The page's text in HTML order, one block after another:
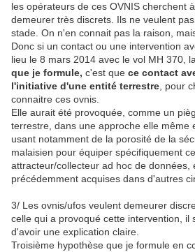
les opérateurs de ces OVNIS cherchent
demeurer très discrets. Ils ne veulent
stade. On n'en connait pas la raison,
Donc si un contact ou une intervention
lieu le 8 mars 2014 avec le vol MH 370, la
que je formule, c'est que ce contact
l'initiative d'une entité terrestre , pour
connaitre ces ovnis.
Elle aurait été provoquée, comme un
terrestre, dans une approche elle même
usant notamment de la porosité de la
malaisien pour équiper spécifiquement
attracteur/collecteur ad hoc de données,
précédemment acquises dans d'autres
3/ Les ovnis/ufos veulent demeurer
celle qui a provoqué cette intervention, il
d'avoir une explication claire.
Troisième hypothèse que je formule en